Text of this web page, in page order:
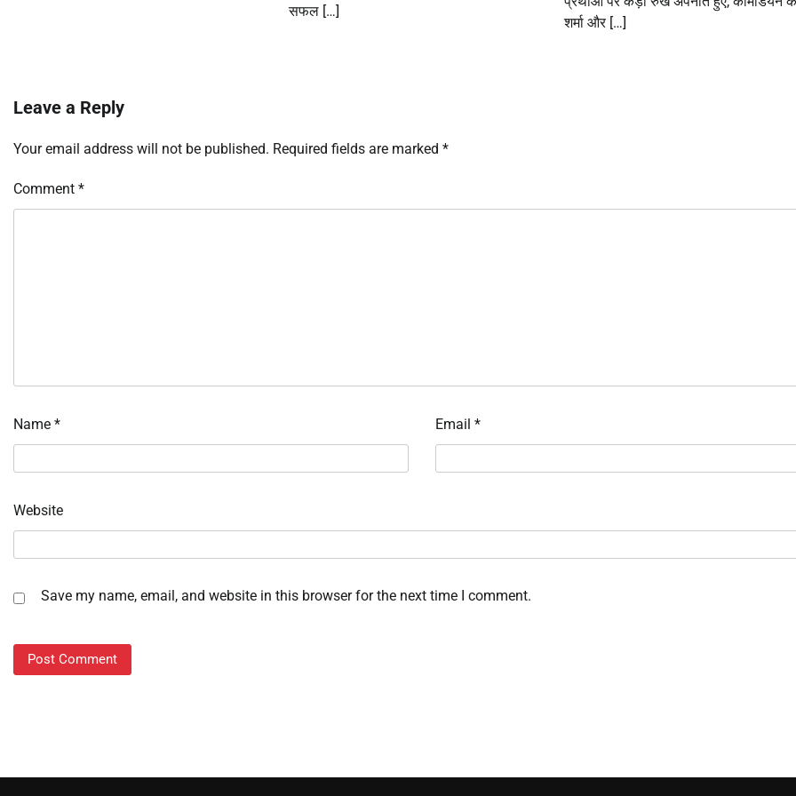
सफल […]
शर्मा और […]
Leave a Reply
Your email address will not be published. Required fields are marked *
Comment *
Name * Email *
Website
Save my name, email, and website in this browser for the next time I comment.